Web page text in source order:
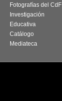
Fotografías del CdF
Investigación
Educativa
Catálogo
Mediateca